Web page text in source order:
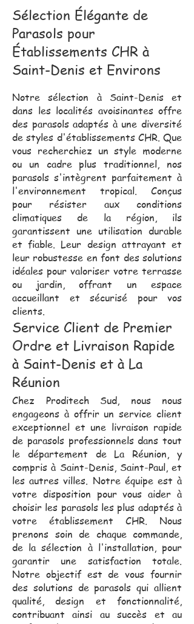
Sélection Élégante de
Parasols pour
Établissements CHR à
Saint-Denis et Environs
Notre sélection à Saint-Denis et
dans les localités avoisinantes offre
des parasols adaptés à une diversité
de styles d'établissements CHR. Que
vous recherchiez un style moderne
ou un cadre plus traditionnel, nos
parasols s'intègrent parfaitement à
l'environnement tropical. Conçus
pour résister aux conditions
climatiques de la région, ils
garantissent une utilisation durable
et fiable. Leur design attrayant et
leur robustesse en font des solutions
idéales pour valoriser votre terrasse
ou jardin, offrant un espace
accueillant et sécurisé pour vos
clients.
Service Client de Premier
Ordre et Livraison Rapide
à Saint-Denis et à La
Réunion
Chez Proditech Sud, nous nous
engageons à offrir un service client
exceptionnel et une livraison rapide
de parasols professionnels dans tout
le département de La Réunion, y
compris à Saint-Denis, Saint-Paul, et
les autres villes. Notre équipe est à
votre disposition pour vous aider à
choisir les parasols les plus adaptés à
votre établissement CHR. Nous
prenons soin de chaque commande,
de la sélection à l'installation, pour
garantir une satisfaction totale.
Notre objectif est de vous fournir
des solutions de parasols qui allient
qualité, design et fonctionnalité,
contribuant ainsi au succès et au